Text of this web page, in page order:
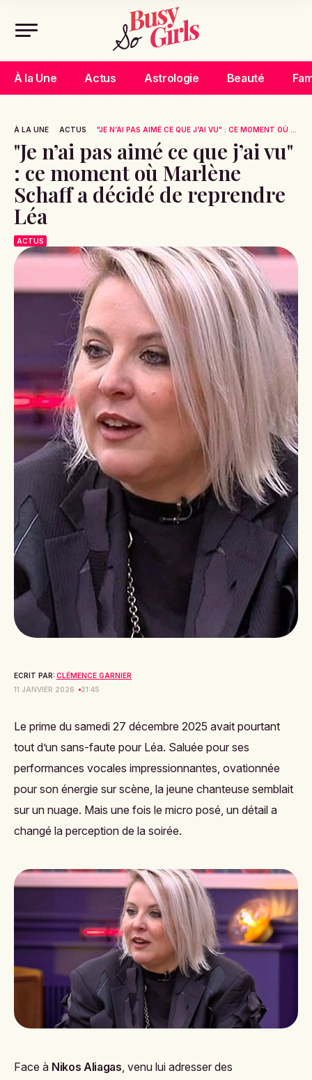
À la Une Actus Astrologie Beauté
À LA UNE ACTUS "JE N’AI PAS AIMÉ CE QUE J’AI VU" : CE MOMENT OÙ ...
"Je n’ai pas aimé ce que j’ai vu"
: ce moment où Marlène
Schaff a décidé de reprendre
Léa
ACTUS
ECRIT PAR: CLÉMENCE GARNIER
11 JANVIER 2026
21:45
Le prime du samedi 27 décembre 2025 avait pourtant
tout d’un sans-faute pour Léa. Saluée pour ses
performances vocales impressionnantes, ovationnée
pour son énergie sur scène, la jeune chanteuse semblait
sur un nuage. Mais une fois le micro posé, un détail a
changé la perception de la soirée.
Face à Nikos Aliagas, venu lui adresser des